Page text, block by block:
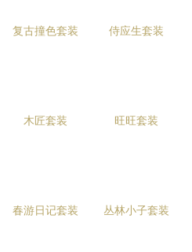
复古撞色套装 侍应生套装
木匠套装 旺旺套装
春游日记套装 丛林小子套装